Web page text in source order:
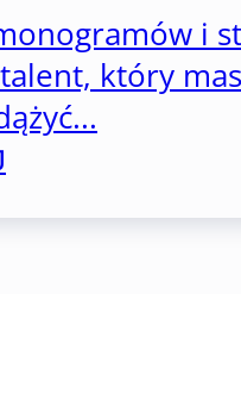
i
który